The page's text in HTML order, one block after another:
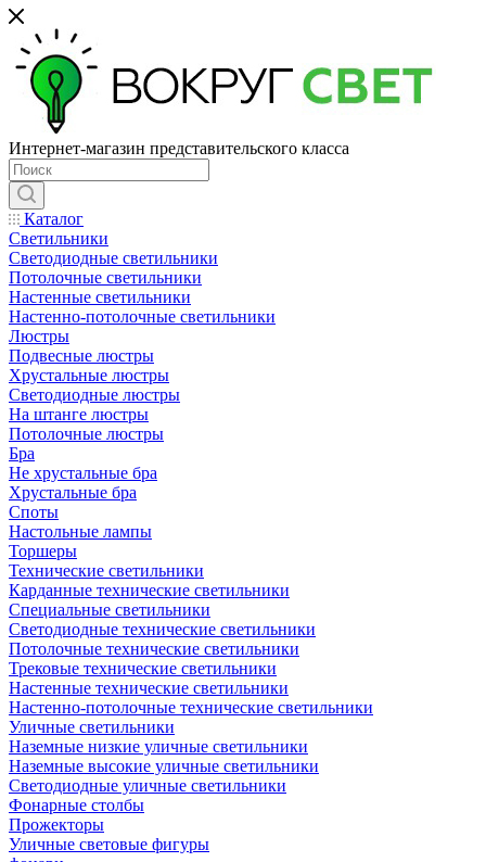
Интернет-магазин представительского класса
Каталог
Светильники
Светодиодные светильники
Потолочные светильники
Настенные светильники
Настенно-потолочные светильники
Люстры
Подвесные люстры
Хрустальные люстры
Светодиодные люстры
На штанге люстры
Потолочные люстры
Бра
Не хрустальные бра
Хрустальные бра
Споты
Настольные лампы
Торшеры
Технические светильники
Карданные технические светильники
Специальные светильники
Светодиодные технические светильники
Потолочные технические светильники
Трековые технические светильники
Настенные технические светильники
Настенно-потолочные технические светильники
Уличные светильники
Наземные низкие уличные светильники
Наземные высокие уличные светильники
Светодиодные уличные светильники
Фонарные столбы
Прожекторы
Уличные световые фигуры